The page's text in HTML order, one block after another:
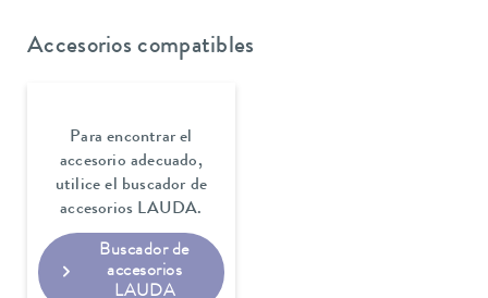
Accesorios compatibles
Para encontrar el
accesorio adecuado,
utilice el buscador de
accesorios LAUDA.
Buscador de
accesorios
LAUDA